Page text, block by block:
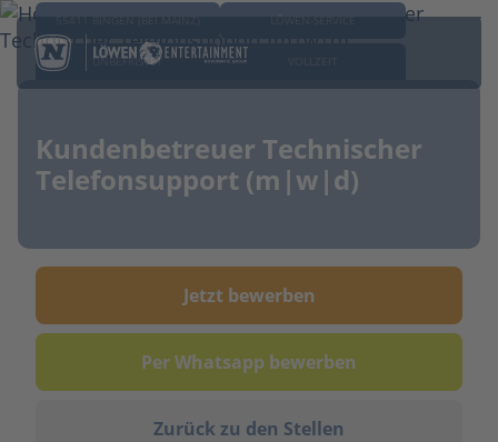
LÖWEN-SERVICE
UNBEFRISTET
Kundenbetreuer Technischer
Telefonsupport (m|w|d)
Jetzt bewerben
Per Whatsapp bewerben
Zurück zu den Stellen